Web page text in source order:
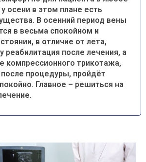
осени в этом плане есть
В осенний период вены
в весьма спокойном и
в отличие от лета,
реабилитация после лечения, а
компрессионного трикотажа,
процедуры, пройдёт
Главное – решиться на